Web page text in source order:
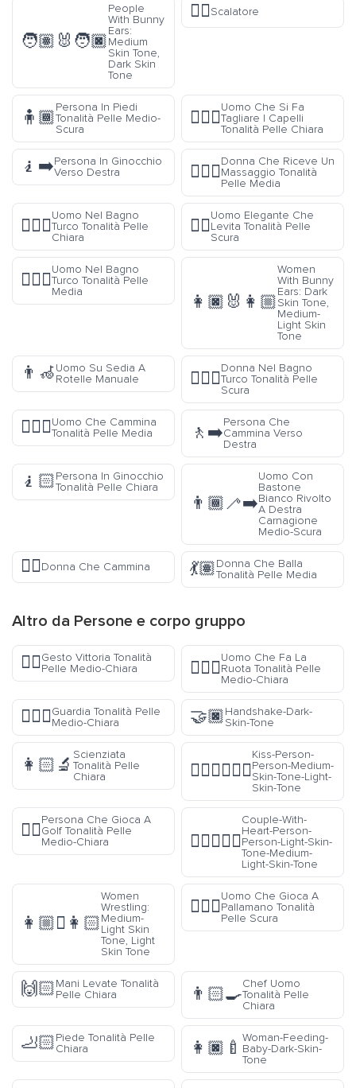
🧑🏽‍🐰‍🧑🏿
People
With Bunny
Ears:
Medium
Skin Tone,
Dark Skin
Tone
🧗‍♂️Scalatore
🧍🏾
Persona In Piedi
Tonalità Pelle Medio-
Scura
💇🏻‍♂️
Uomo Che Si Fa
Tagliare I Capelli
Tonalità Pelle Chiara
🧎‍➡️Persona In Ginocchio
Verso Destra
💆🏽‍♀️
Donna Che Riceve Un
Massaggio Tonalità
Pelle Media
🧖🏻‍♂️
Uomo Nel Bagno
Turco Tonalità Pelle
Chiara
🕴🏿
Uomo Elegante Che
Levita Tonalità Pelle
Scura
🧖🏽‍♂️
Uomo Nel Bagno
Turco Tonalità Pelle
Media
👩🏿‍🐰‍👩🏼
Women
With Bunny
Ears: Dark
Skin Tone,
Medium-
Light Skin
Tone
👨‍🦽Uomo Su Sedia A
Rotelle Manuale
🧖🏿‍♀️
Donna Nel Bagno
Turco Tonalità Pelle
Scura
🚶🏽‍♂️Uomo Che Cammina
Tonalità Pelle Media
🚶‍➡️
Persona Che
Cammina Verso
Destra
🧎🏻Persona In Ginocchio
Tonalità Pelle Chiara
👨🏾‍🦯‍➡️
Uomo Con
Bastone
Bianco Rivolto
A Destra
Carnagione
Medio-Scura
🚶‍♀️Donna Che Cammina 💃🏽Donna Che Balla
Tonalità Pelle Media
Altro da Persone e corpo gruppo
✌🏼Gesto Vittoria Tonalità
Pelle Medio-Chiara
🤸🏼‍♂️
Uomo Che Fa La
Ruota Tonalità Pelle
Medio-Chiara
💂🏼‍♀️Guardia Tonalità Pelle
Medio-Chiara
🤝🏿Handshake-Dark-
Skin-Tone
👩🏻‍🔬
Scienziata
Tonalità Pelle
Chiara
🧑🏽‍❤️‍💋‍🧑🏻
Kiss-Person-
Person-Medium-
Skin-Tone-Light-
Skin-Tone
🏌🏼
Persona Che Gioca A
Golf Tonalità Pelle
Medio-Chiara
🧑🏻‍❤️‍🧑🏼
Couple-With-
Heart-Person-
Person-Light-Skin-
Tone-Medium-
Light-Skin-Tone
👩🏼‍🫯‍👩🏻
Women
Wrestling:
Medium-
Light Skin
Tone, Light
Skin Tone
🤾🏿‍♂️
Uomo Che Gioca A
Pallamano Tonalità
Pelle Scura
🙌🏻Mani Levate Tonalità
Pelle Chiara
👨🏻‍🍳
Chef Uomo
Tonalità Pelle
Chiara
🦶🏻Piede Tonalità Pelle
Chiara
👩🏿‍🍼
Woman-Feeding-
Baby-Dark-Skin-
Tone